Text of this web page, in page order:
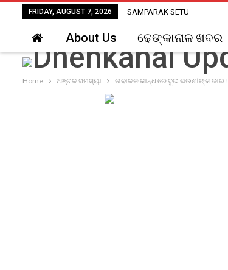
FRIDAY, AUGUST 7, 2026 SAMPARAK SETU
About Us ଢେଙ୍କାନାଳ ଖବର
Home ଅଞ୍ଚଳ ସମସ୍ୟା ନାବାଳକ କାନ୍ଧ ରେ ଦୁଇ ଭଉଣୀଙ୍କ ଭାର !